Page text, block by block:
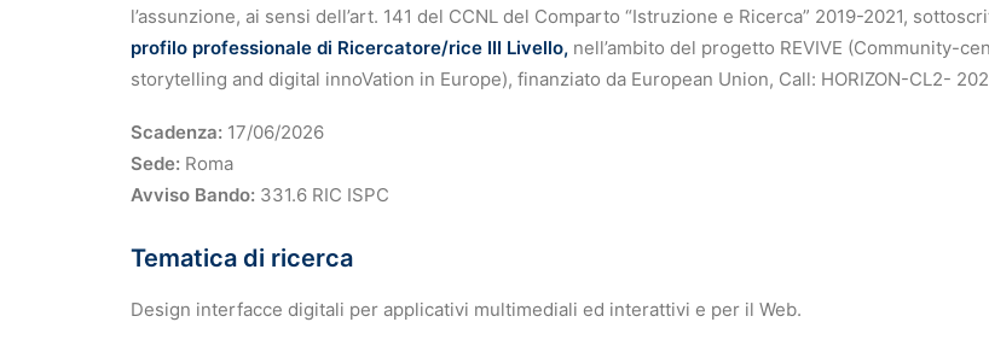
l’assunzione, ai sensi dell’art. 141 del CCNL del Comparto “Istruzione e Ricerca” 2019-2021,
profilo professionale di Ricercatore/rice III Livello, nell’ambito del progetto REVIVE (Community-
storytelling and digital innoVation in Europe), finanziato da European Union, Call: HORIZON-CL2-
Scadenza: 17/06/2026
Sede: Roma
Avviso Bando: 331.6 RIC ISPC
Tematica di ricerca
Design interfacce digitali per applicativi multimediali ed interattivi e per il Web.